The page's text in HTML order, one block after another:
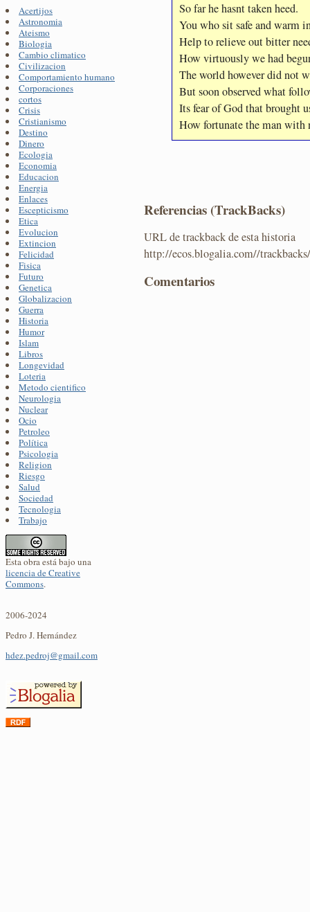
Acertijos
Astronomia
Ateismo
Biologia
Cambio climatico
Civilizacion
Comportamiento humano
Corporaciones
cortos
Crisis
Cristianismo
Destino
Dinero
Ecologia
Economia
Educacion
Energia
Enlaces
Escepticismo
Etica
Evolucion
Extincion
Felicidad
Fisica
Futuro
Genetica
Globalizacion
Guerra
Historia
Humor
Islam
Libros
Longevidad
Loteria
Metodo cientifico
Neurologia
Nuclear
Ocio
Petroleo
Política
Psicologia
Religion
Riesgo
Salud
Sociedad
Tecnologia
Trabajo
Esta obra está bajo una
licencia de Creative
Commons.
2006-2024
Pedro J. Hernández
hdez.pedroj@gmail.com
So far he hasnt taken heed.
You who sit safe and warm
Help to relieve out bitter
How virtuously we had
The world however did not
But soon observed what
Its fear of God that brought
How fortunate the man with
Referencias (TrackBacks)
URL de trackback de esta historia
http://ecos.blogalia.com//
Comentarios